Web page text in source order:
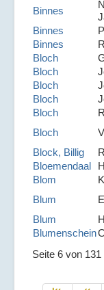
Binnes
Binnes
Binnes
Bloch
Bloch
Bloch
Bloch
Bloch
Bloch
Block, Billig
Bloemendaal
Blom
Blum
Blum
Blumenschein
Seite 6 von